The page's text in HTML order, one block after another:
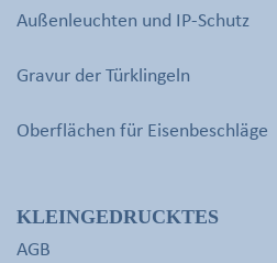
Außenleuchten und IP-Schutz
Gravur der Türklingeln
Oberflächen für Eisenbeschläge
KLEINGEDRUCKTES
AGB